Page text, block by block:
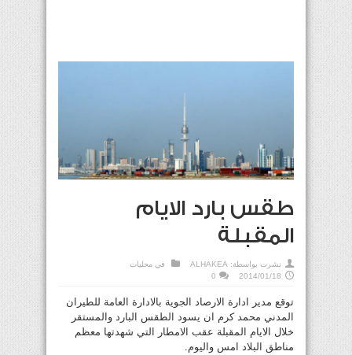
طقس بارد الايام
المقبلة
نشرت بواسطة: ALHAKEA في محليات
2014/01/18
0
توقع مدير ادارة الارصاد الجوية بالادارة العامة للطيران
المدني محمد كرم ان يسود الطقس البارد والمستقر
خلال الايام المقبلة عقب الامطار التي شهدتها معظم
مناطق البلاد امس واليوم.